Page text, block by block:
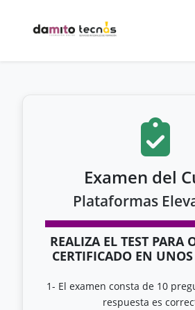
Examen del
Plataformas
REALIZA EL TEST PARA
CERTIFICADO EN
1- El examen consta de 10
respuesta es